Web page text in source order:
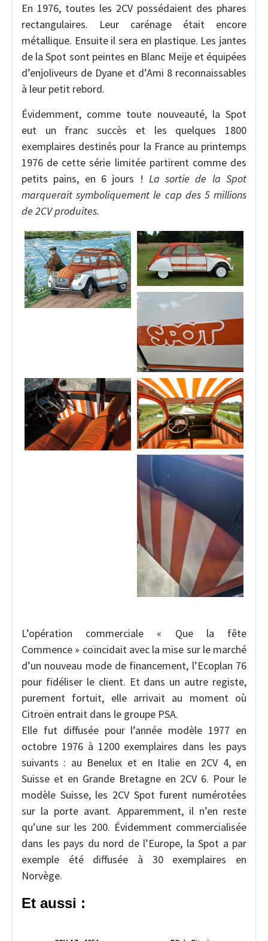
En 1976, toutes les 2CV possédaient des phares
rectangulaires. Leur carénage était encore
métallique. Ensuite il sera en plastique. Les jantes
de la Spot sont peintes en Blanc Meije et équipées
d’enjoliveurs de Dyane et d’Ami 8 reconnaissables
à leur petit rebord.
Évidemment, comme toute nouveauté, la Spot
eut un franc succès et les quelques 1800
exemplaires destinés pour la France au printemps
1976 de cette série limitée partirent comme des
petits pains, en 6 jours ! La sortie de la Spot
marquerait symboliquement le cap des 5 millions
de 2CV produites.
L’opération commerciale « Que la fête
Commence » coïncidait avec la mise sur le marché
d’un nouveau mode de financement, l’Ecoplan 76
pour fidéliser le client. Et dans un autre registe,
purement fortuit, elle arrivait au moment où
Citroën entrait dans le groupe PSA.
Elle fut diffusée pour l’année modèle 1977 en
octobre 1976 à 1200 exemplaires dans les pays
suivants : au Benelux et en Italie en 2CV 4, en
Suisse et en Grande Bretagne en 2CV 6. Pour le
modèle Suisse, les 2CV Spot furent numérotées
sur la porte avant. Apparemment, il n’en reste
qu’une sur les 200. Évidemment commercialisée
dans les pays du nord de l’Europe, la Spot a par
exemple été diffusée à 30 exemplaires en
Norvège.
Et aussi :